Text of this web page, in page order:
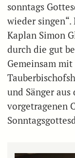
sonntags
wieder
Kaplan Simon
durch die gut
Gemeinsam
und Sänger
vorgetragenen